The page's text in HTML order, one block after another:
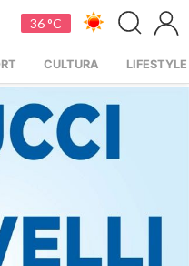
36 °C
CULTURA LIFESTYLE